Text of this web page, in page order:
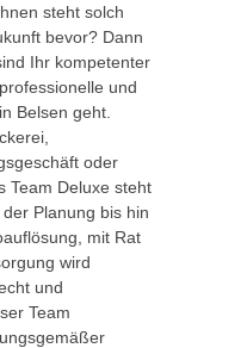
steht solch
bevor? Dann
Ihr kompetenter
und
Belsen geht.
oder
Team Deluxe steht
Planung bis hin
mit Rat
wird
und
Team